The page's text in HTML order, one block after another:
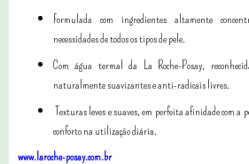
Formulada com ingredientes altamente
necessidades de todos os tipos de pele.
Com água termal da La Roche-Posay,
naturalmente suavizantes e anti-radicais livres.
Texturas leves e suaves, em perfeita afinidade com a
conforto na utilização diária.
www.laroche-posay.com.br